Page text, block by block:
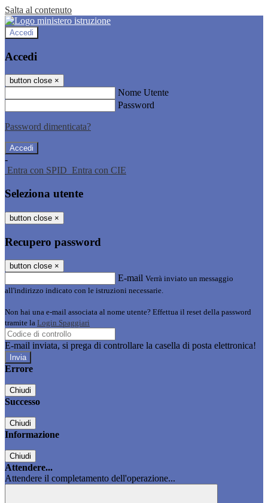
Salta al contenuto
Accedi
Accedi
button close ×
Nome Utente
Password
Password dimenticata?
-
Entra con SPID Entra con CIE
Seleziona utente
button close ×
Recupero password
button close ×
E-mail Verrà inviato un messaggio
all'indirizzo indicato con le istruzioni necessarie.
Non hai una e-mail associata al nome utente? Effettua il reset della password
tramite la Login Spaggiari
E-mail inviata, si prega di controllare la casella di posta elettronica!
Errore
Chiudi
Successo
Chiudi
Informazione
Chiudi
Attendere...
Attendere il completamento dell'operazione...